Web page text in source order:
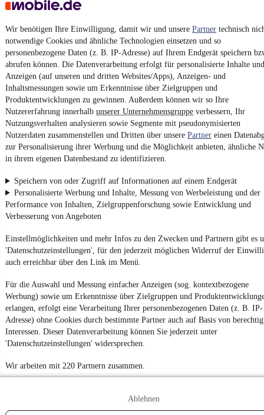
Wir benötigen Ihre Einwilligung, damit wir und unsere Partner technisch
notwendige Cookies und ähnliche Technologien einsetzen und so
personenbezogene Daten (z. B. IP-Adresse) auf Ihrem Endgerät speichern
abrufen können. Die Datenverarbeitung erfolgt für personalisierte Inhalte und
Anzeigen (auf unseren und dritten Websites/Apps), Anzeigen- und
Inhaltsmessungen sowie um Erkenntnisse über Zielgruppen und
Produktentwicklungen zu gewinnen. Außerdem können wir so Ihre
Nutzererfahrung innerhalb unserer Unternehmensgruppe verbessern, Ihr
Nutzungsverhalten analysieren sowie Segmente mit pseudonymisierten
Nutzerdaten zusammenstellen und Dritten über unsere Partner einen
zur Personalisierung ihrer Werbung und die Möglichkeit anbieten, ähnliche
in ihrem eigenen Datenbestand zu identifizieren.
Speichern von oder Zugriff auf Informationen auf einem Endgerät
Personalisierte Werbung und Inhalte, Messung von Werbeleistung und der
Performance von Inhalten, Zielgruppenforschung sowie Entwicklung und
Verbesserung von Angeboten
Einstellmöglichkeiten und mehr Infos zu den Zwecken und Partnern gibt es
'Datenschutzeinstellungen', für den jederzeit möglichen Widerruf der
auch erreichbar über den Link im Menü.
Für die Auswahl und Messung einfacher Anzeigen (sog. kontextbezogene
Werbung) sowie um Erkenntnisse über Zielgruppen und
erlangen, erfolgt eine Verarbeitung Ihrer personenbezogenen Daten (z. B. IP-
Adresse) ohne Cookies durch bestimmte Partner auch auf Basis von
Interessen. Dieser Datenverarbeitung können Sie jederzeit unter
'Datenschutzeinstellungen' widersprechen.
Wir arbeiten mit 220 Partnern zusammen.
Ablehnen
Datenschutzeinstellungen
Report Security Vulnerability (English)
Powered by
Neuwagen Gebrauchtwagen oder Leasing-Angebote
: Alle
Fahrzeuge gibt es bei mobile.de